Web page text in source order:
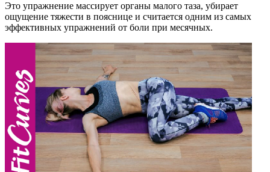
Это упражнение массирует органы малого таза, убирает
ощущение тяжести в пояснице и считается одним из самых
эффективных упражнений от боли при месячных.